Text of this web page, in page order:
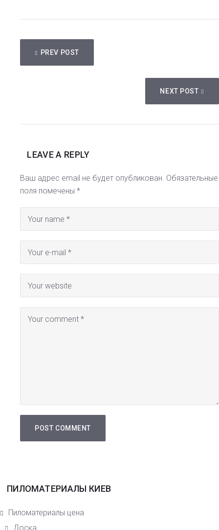
PREV POST
NEXT POST
LEAVE A REPLY
Ваш адрес email не будет опубликован. Обязательные
поля помечены*
ПИЛОМАТЕРИАЛЫ КИЕВ
Пиломатериалы цена
Доска